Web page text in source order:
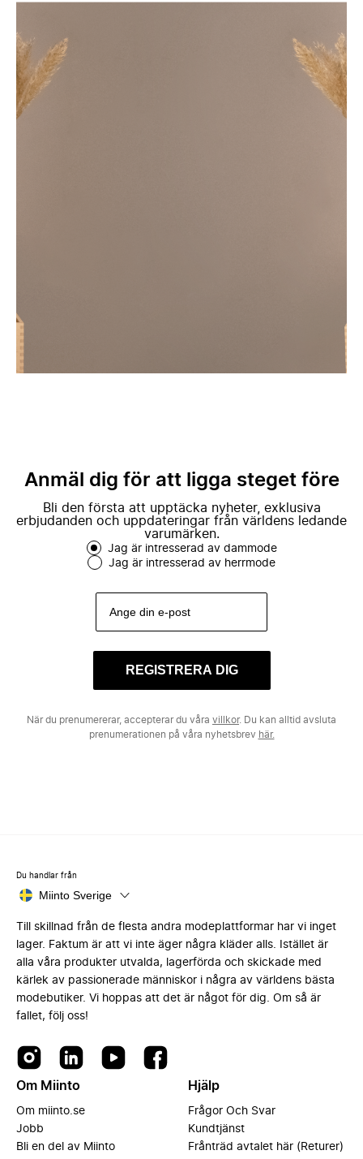
Anmäl dig för att ligga steget före
Bli den första att upptäcka nyheter, exklusiva
erbjudanden och uppdateringar från världens ledande
varumärken.
Jag är intresserad av dammode
Jag är intresserad av herrmode
REGISTRERA DIG
När du prenumererar, accepterar du våra villkor. Du kan alltid avsluta
prenumerationen på våra nyhetsbrev här.
Du handlar från
Miinto Sverige
Till skillnad från de flesta andra modeplattformar har vi inget
lager. Faktum är att vi inte äger några kläder alls. Istället är
alla våra produkter utvalda, lagerförda och skickade med
kärlek av passionerade människor i några av världens bästa
modebutiker. Vi hoppas att det är något för dig. Om så är
fallet, följ oss!
Om Miinto
Om miinto.se
Jobb
Bli en del av Miinto
Hjälp
Frågor Och Svar
Kundtjänst
Frånträd avtalet här (Returer)